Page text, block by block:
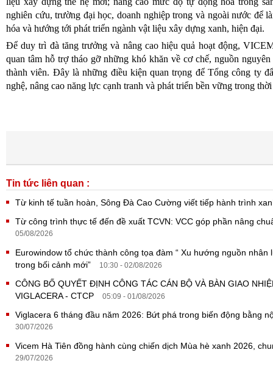
nghiên cứu, trường đại học, doanh nghiệp trong và ngoài nước để
hóa và hướng tới phát triển ngành vật liệu xây dựng xanh, hiện đại.
Để duy trì đà tăng trưởng và nâng cao hiệu quả hoạt động,
quan tâm hỗ trợ tháo gỡ những khó khăn về cơ chế, nguồn
thành viên. Đây là những điều kiện quan trọng để Tổng công ty
nghệ, nâng cao năng lực cạnh tranh và phát triển bền vững trong
Tin tức liên quan :
Từ kinh tế tuần hoàn, Sông Đà Cao Cường viết tiếp hành trình
Từ công trình thực tế đến đề xuất TCVN: VCC góp phần nâng
05/08/2026
Eurowindow tổ chức thành công tọa đàm “ Xu hướng nguồn
trong bối cảnh mới”
10:30 - 02/08/2026
CÔNG BỐ QUYẾT ĐỊNH CÔNG TÁC CÁN BỘ VÀ BÀN GIAO
VIGLACERA - CTCP
05:09 - 01/08/2026
Viglacera 6 tháng đầu năm 2026: Bứt phá trong biến động bằng
30/07/2026
Vicem Hà Tiên đồng hành cùng chiến dịch Mùa hè xanh 2026,
29/07/2026